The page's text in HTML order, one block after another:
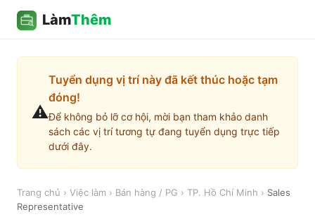
LàmThêm
⚠️
Tuyển dụng vị trí này đã kết thúc hoặc tạm
đóng!
Để không bỏ lỡ cơ hội, mời bạn tham khảo danh
sách các vị trí tương tự đang tuyển dụng trực tiếp
dưới đây.
Trang chủ › Việc làm › Bán hàng / PG › TP. Hồ Chí Minh › Sales
Representative